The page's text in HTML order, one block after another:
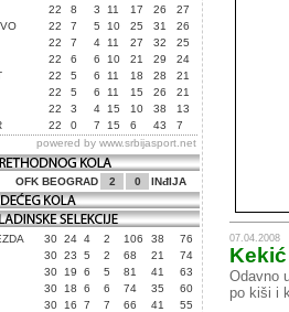
22 8 3 11 17 26
27
22 7 5 10 25 31
26
22 7 4 11 27 32
25
22 6 6 10 21 29
24
22 5 6 11 18 28
21
22 5 6 11 15 26
21
22 3 4 15 10 38
13
22 0 7 15 6 43
7
powered by www.srbijasport.net
OFK BEOGRAD 2 0 INđIJA
30 24 4 2 106 38
76
30 23 5 2 68 21
74
30 19 6 5 81 41
63
30 18 6 6 74 35
60
30 16 7 7 66 41
55
07.04.2008
Odavno
po kiši i